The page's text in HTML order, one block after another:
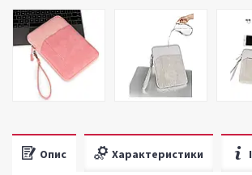
Опис Характеристики